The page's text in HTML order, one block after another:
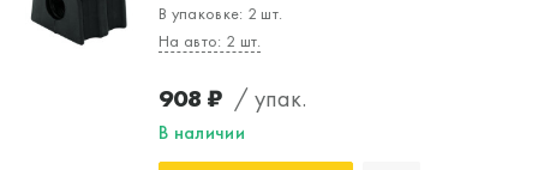
В упаковке: 2 шт.
На авто: 2 шт.
908 ₽ / упак.
В наличии